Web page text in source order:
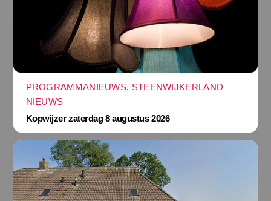
PROGRAMMANIEUWS, STEENWIJKERLAND
NIEUWS
Kopwijzer zaterdag 8 augustus 2026